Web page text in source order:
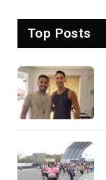
Top Posts